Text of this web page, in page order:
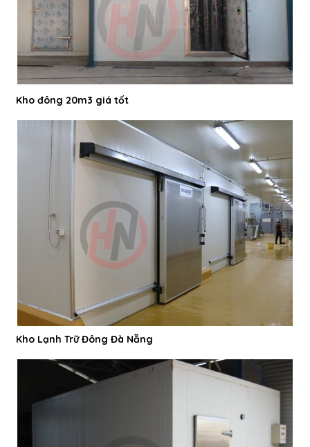
Kho đông 20m3 giá tốt
Kho Lạnh Trữ Đông Đà Nẵng